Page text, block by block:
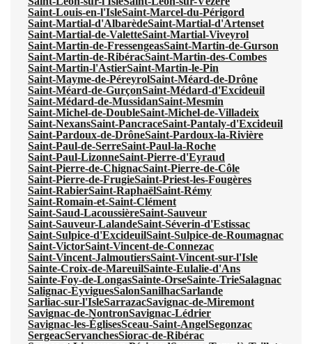
Saint-Louis-en-l'IsleSaint-Marcel-du-Périgord
Saint-Martial-d'AlbarèdeSaint-Martial-d'Artenset
Saint-Martial-de-ValetteSaint-Martial-Viveyrol
Saint-Martin-de-FressengeasSaint-Martin-de-Gurson
Saint-Martin-de-RibéracSaint-Martin-des-Combes
Saint-Martin-l'AstierSaint-Martin-le-Pin
Saint-Mayme-de-PéreyrolSaint-Méard-de-Drône
Saint-Méard-de-GurçonSaint-Médard-d'Excideuil
Saint-Médard-de-MussidanSaint-Mesmin
Saint-Michel-de-DoubleSaint-Michel-de-Villadeix
Saint-NexansSaint-PancraceSaint-Pantaly-d'Excideuil
Saint-Pardoux-de-DrôneSaint-Pardoux-la-Rivière
Saint-Paul-de-SerreSaint-Paul-la-Roche
Saint-Paul-LizonneSaint-Pierre-d'Eyraud
Saint-Pierre-de-ChignacSaint-Pierre-de-Côle
Saint-Pierre-de-FrugieSaint-Priest-les-Fougères
Saint-RabierSaint-RaphaëlSaint-Rémy
Saint-Romain-et-Saint-Clément
Saint-Saud-LacoussièreSaint-Sauveur
Saint-Sauveur-LalandeSaint-Séverin-d'Estissac
Saint-Sulpice-d'ExcideuilSaint-Sulpice-de-Roumagnac
Saint-VictorSaint-Vincent-de-Connezac
Saint-Vincent-JalmoutiersSaint-Vincent-sur-l'Isle
Sainte-Croix-de-MareuilSainte-Eulalie-d'Ans
Sainte-Foy-de-LongasSainte-OrseSainte-TrieSalagnac
Salignac-EyviguesSalonSanilhacSarlande
Sarliac-sur-l'IsleSarrazacSavignac-de-Miremont
Savignac-de-NontronSavignac-Lédrier
Savignac-les-ÉglisesSceau-Saint-AngelSegonzac
SergeacServanchesSiorac-de-Ribérac